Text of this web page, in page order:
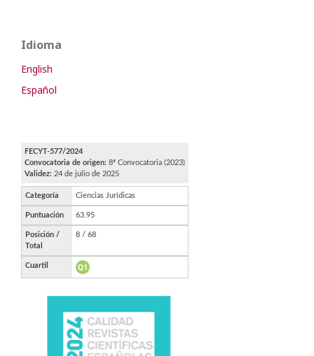
Idioma
English
Español